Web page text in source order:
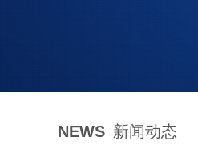
NEWS 新闻动态